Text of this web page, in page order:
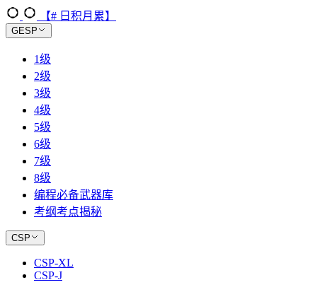
【# 日积月累】
GESP
1级
2级
3级
4级
5级
6级
7级
8级
编程必备武器库
考纲考点揭秘
CSP
CSP-XL
CSP-J